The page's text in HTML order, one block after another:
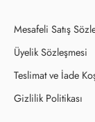
Mesafeli Satış
Üyelik Sözleşmesi
Teslimat ve İade
Gizlilik Politikası